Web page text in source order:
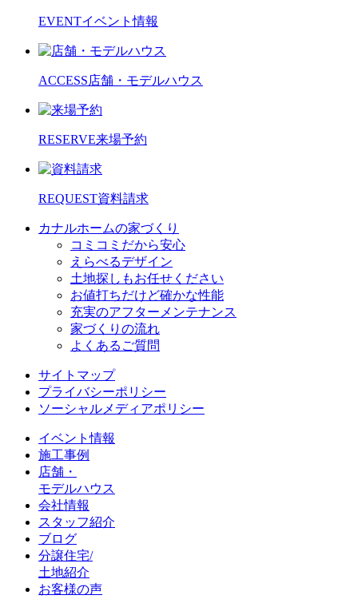
EVENTイベント情報
ACCESS店舗・モデルハウス
RESERVE来場予約
REQUEST資料請求
カナルホームの家づくり
コミコミだから安心
えらべるデザイン
土地探しもお任せください
お値打ちだけど確かな性能
充実のアフターメンテナンス
家づくりの流れ
よくあるご質問
サイトマップ
プライバシーポリシー
ソーシャルメディアポリシー
イベント情報
施工事例
店舗・
モデルハウス
会社情報
スタッフ紹介
ブログ
分譲住宅/
土地紹介
お客様の声